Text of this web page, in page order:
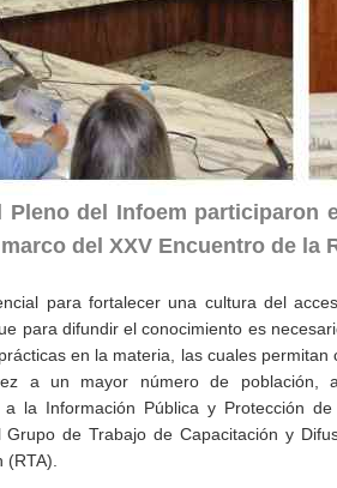
Pleno del Infoem participaron
del XXV Encuentro de la
para fortalecer una cultura del
para difundir el conocimiento es
en la materia, las cuales
a un mayor número de población,
a la Información Pública y Protección
de Trabajo de Capacitación y